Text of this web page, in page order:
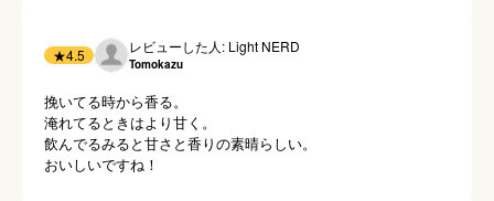
★4.5 レビューした人: Light NERD
Tomokazu
挽いてる時から香る。
淹れてるときはより甘く。
飲んでるみると甘さと香りの素晴らしい。
おいしいですね！